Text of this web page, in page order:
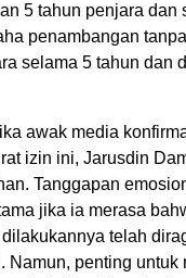
5 tahun penjara dan
penambangan
selama 5 tahun dan
awak media
izin ini, Jarusdin
Tanggapan
jika ia merasa
telah
Namun, penting untuk